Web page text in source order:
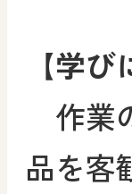
【学
作業
品を客